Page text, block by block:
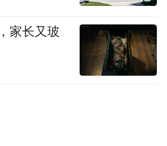
Hao, which is a social media
provides information storage
家长又玻